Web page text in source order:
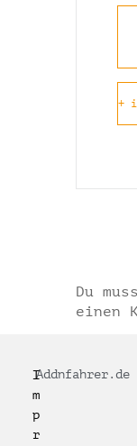
+
Du
einen
Addnfahrer.de
I
m
p
r